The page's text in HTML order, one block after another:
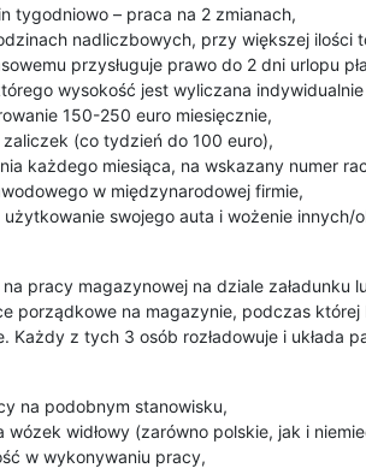
tygodniowo – praca na 2 zmianach,
nadliczbowych, przy większej ilości
przysługuje prawo do 2 dni urlopu
wysokość jest wyliczana
150-250 euro miesięcznie,
(co tydzień do 100 euro),
każdego miesiąca, na wskazany numer
w międzynarodowej firmie,
swojego auta i wożenie
pracy magazynowej na dziale załadunku
porządkowe na magazynie, podczas
Każdy z tych 3 osób rozładowuje i układa
na podobnym stanowisku,
wózek widłowy (zarówno polskie, jak i
w wykonywaniu pracy,